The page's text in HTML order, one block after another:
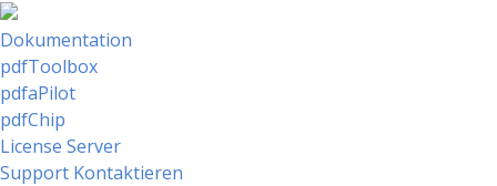
Dokumentation
pdfToolbox
pdfaPilot
pdfChip
License Server
Support Kontaktieren